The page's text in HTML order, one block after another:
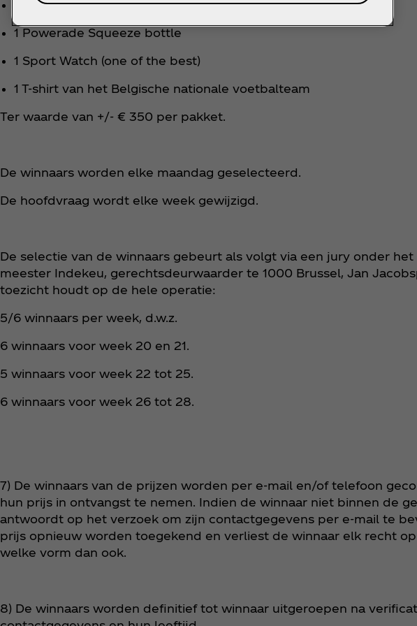
50 winnaars van een pakket bestaande uit:
1 Powerade Squeeze bottle
1 Sport Watch (one of the best)
1 T-shirt van het Belgische nationale voetbalteam
Ter waarde van +/- € 350 per pakket.
De winnaars worden elke maandag geselecteerd.
De hoofdvraag wordt elke week gewijzigd.
De selectie van de winnaars gebeurt als volgt via een jury onder
meester Indekeu, gerechtsdeurwaarder te 1000 Brussel, Jan
toezicht houdt op de hele operatie:
5/6 winnaars per week, d.w.z.
6 winnaars voor week 20 en 21.
5 winnaars voor week 22 tot 25.
6 winnaars voor week 26 tot 28.
7) De winnaars van de prijzen worden per e-mail en/of telefoon
hun prijs in ontvangst te nemen. Indien de winnaar niet binnen de
antwoordt op het verzoek om zijn contactgegevens per e-mail te
prijs opnieuw worden toegekend en verliest de winnaar elk recht
welke vorm dan ook.
8) De winnaars worden definitief tot winnaar uitgeroepen na